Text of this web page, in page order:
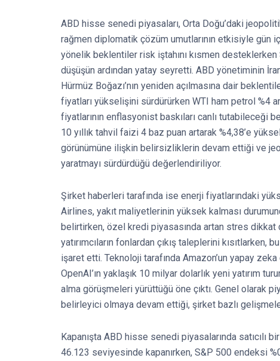
ABD hisse senedi piyasaları, Orta Doğu’daki
rağmen diplomatik çözüm umutlarının etkisiyle gün
yönelik beklentiler risk iştahını kısmen
düşüşün ardından yatay seyretti. ABD yönetiminin
Hürmüz Boğazı’nın yeniden açılmasına dair
fiyatları yükselişini sürdürürken WTI ham petrol %4
fiyatlarının enflasyonist baskıları canlı tutabileceği
10 yıllık tahvil faizi 4 baz puan artarak %4,38’e
görünümüne ilişkin belirsizliklerin devam ettiği ve
yaratmayı sürdürdüğü değerlendiriliyor.
Şirket haberleri tarafında ise enerji fiyatlarındaki
Airlines, yakıt maliyetlerinin yüksek kalması
belirtirken, özel kredi piyasasında artan stres
yatırımcıların fonlardan çıkış taleplerini kısıtlarken,
işaret etti. Teknoloji tarafında Amazon’un yapay
OpenAI’ın yaklaşık 10 milyar dolarlık yeni yatırım
alma görüşmeleri yürüttüğü öne çıktı. Genel olarak
belirleyici olmaya devam ettiği, şirket bazlı
Kapanışta ABD hisse senedi piyasalarında
46.123 seviyesinde kapanırken, S&P 500 endeksi